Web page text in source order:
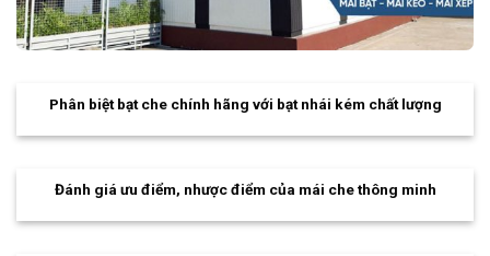
Phân biệt bạt che chính hãng với bạt nhái kém chất lượng
Đánh giá ưu điểm, nhược điểm của mái che thông minh